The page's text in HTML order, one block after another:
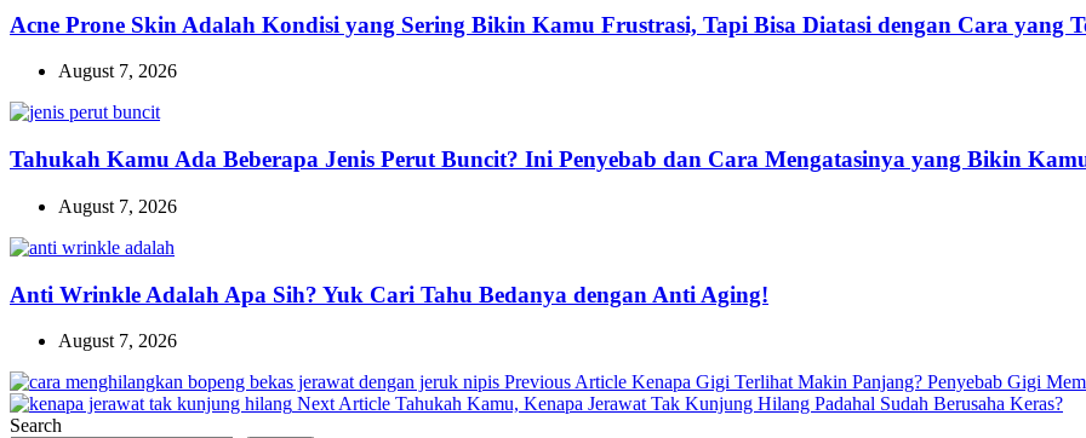
Acne Prone Skin Adalah Kondisi yang Sering Bikin Kamu Frustrasi, Tapi Bisa Diatasi dengan Cara yang
August 7, 2026
Tahukah Kamu Ada Beberapa Jenis Perut Buncit? Ini Penyebab dan Cara Mengatasinya yang Bikin
August 7, 2026
Anti Wrinkle Adalah Apa Sih? Yuk Cari Tahu Bedanya dengan Anti Aging!
August 7, 2026
Previous Article Previous
Post:
Kenapa Gigi Terlihat Makin Panjang? Penyebab Gigi
Next Article Next
Tahukah Kamu, Kenapa Jerawat Tak Kunjung Hilang Padahal Sudah Berusaha Keras?
Search